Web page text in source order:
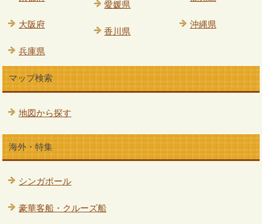
大阪府
兵庫県
愛媛県
香川県
沖縄県
マップ検索
地図から探す
海外・特集
シンガポール
豪華客船・クルーズ船